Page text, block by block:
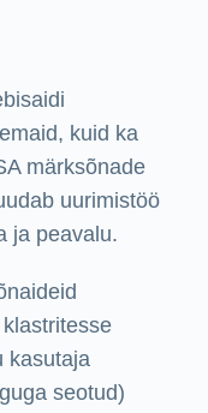
kuid ka
märksõnade
uurimistöö
ja peavalu.
kasutaja
seotud)